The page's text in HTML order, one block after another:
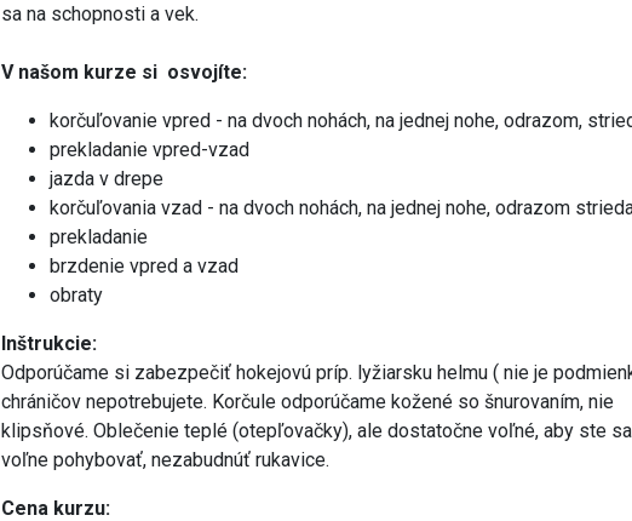
sa na schopnosti a vek.
V našom kurze si osvojíte:
korčuľovanie vpred - na dvoch nohách, na jednej nohe, odrazom,
prekladanie vpred-vzad
jazda v drepe
korčuľovania vzad - na dvoch nohách, na jednej nohe, odrazom
prekladanie
brzdenie vpred a vzad
obraty
Inštrukcie:
Odporúčame si zabezpečiť hokejovú príp. lyžiarsku helmu ( nie je
chráničov nepotrebujete. Korčule odporúčame kožené so šnurovaním, nie
klipsňové. Oblečenie teplé (otepľovačky), ale dostatočne voľné, aby ste
voľne pohybovať, nezabudnúť rukavice.
Cena kurzu: